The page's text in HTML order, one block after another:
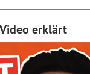
erklärt